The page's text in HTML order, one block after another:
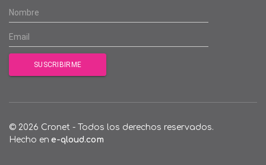
© 2026 Cronet - Todos los derechos reservados.
Hecho en e-qloud.com